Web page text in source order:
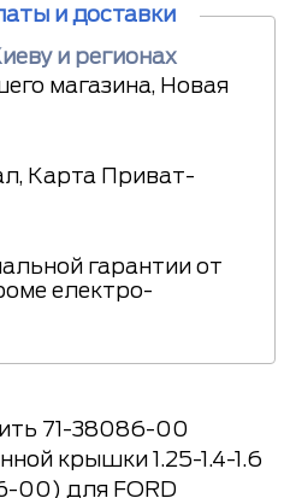
и доставки
и регионах
магазина, Новая
Карта Приват-
гарантии от
електро-
71-38086-00
крышки 1.25-1.4-1.6
00) для FORD